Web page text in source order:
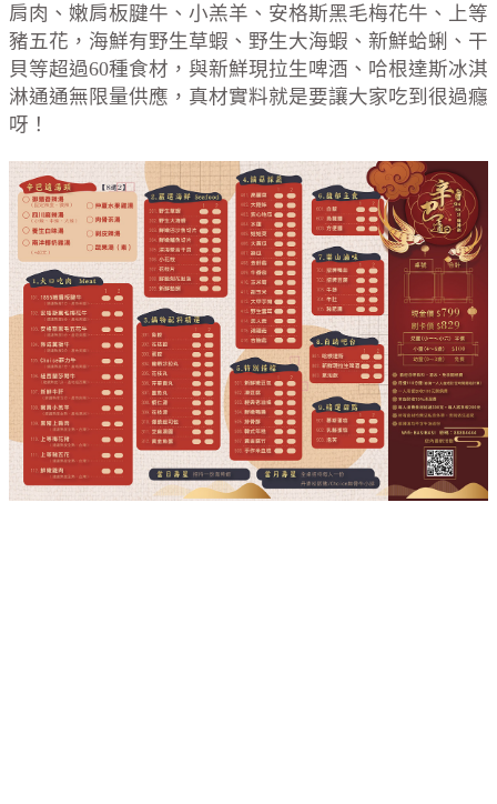
肩肉、嫩肩板腱牛、小羔羊、安格斯黑毛梅花牛、上等
豬五花，海鮮有野生草蝦、野生大海蝦、新鮮蛤蜊、干
貝等超過60種食材，與新鮮現拉生啤酒、哈根達斯冰淇
淋通通無限量供應，真材實料就是要讓大家吃到很過癮
呀！